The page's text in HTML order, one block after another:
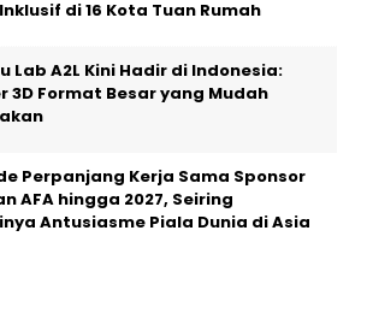
di 16 Kota Tuan Rumah
Lab A2L Kini Hadir di Indonesia:
3D Format Besar yang Mudah
Perpanjang Kerja Sama Sponsor
AFA hingga 2027, Seiring
Antusiasme Piala Dunia di Asia